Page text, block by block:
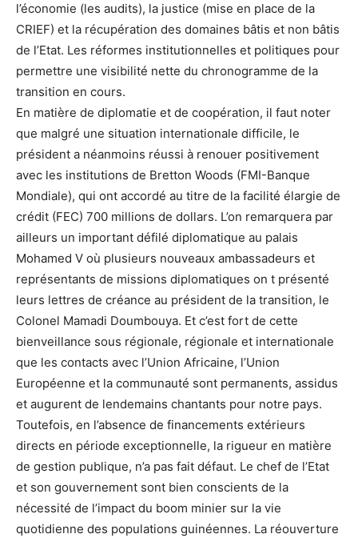
l’économie (les audits), la justice (mise en place de la
CRIEF) et la récupération des domaines bâtis et non bâtis
de l’Etat. Les réformes institutionnelles et politiques pour
permettre une visibilité nette du chronogramme de la
transition en cours.
En matière de diplomatie et de coopération, il faut noter
que malgré une situation internationale difficile, le
président a néanmoins réussi à renouer positivement
avec les institutions de Bretton Woods (FMI-Banque
Mondiale), qui ont accordé au titre de la facilité élargie de
crédit (FEC) 700 millions de dollars. L’on remarquera par
ailleurs un important défilé diplomatique au palais
Mohamed V où plusieurs nouveaux ambassadeurs et
représentants de missions diplomatiques on t présenté
leurs lettres de créance au président de la transition, le
Colonel Mamadi Doumbouya. Et c’est fort de cette
bienveillance sous régionale, régionale et internationale
que les contacts avec l’Union Africaine, l’Union
Européenne et la communauté sont permanents, assidus
et augurent de lendemains chantants pour notre pays.
Toutefois, en l’absence de financements extérieurs
directs en période exceptionnelle, la rigueur en matière
de gestion publique, n’a pas fait défaut. Le chef de l’Etat
et son gouvernement sont bien conscients de la
nécessité de l’impact du boom minier sur la vie
quotidienne des populations guinéennes. La réouverture